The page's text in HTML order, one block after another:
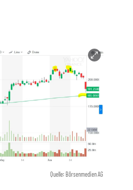
Quelle: Börsenmedien AG